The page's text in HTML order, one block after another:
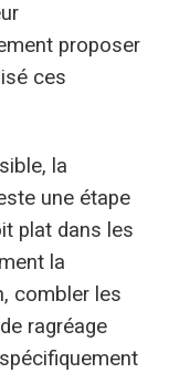
proposer
ces
la
une étape
plat dans les
la
combler les
ragréage